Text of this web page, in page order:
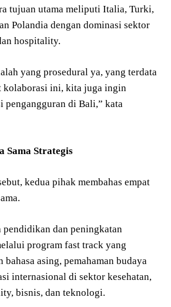
tujuan utama meliputi Italia, Turki,
Polandia dengan dominasi sektor
hospitality.
yang prosedural ya, yang terdata
kolaborasi ini, kita juga ingin
pengangguran di Bali,” kata
Sama Strategis
kedua pihak membahas empat
pendidikan dan peningkatan
program fast track yang
bahasa asing, pemahaman budaya
internasional di sektor kesehatan,
bisnis, dan teknologi.